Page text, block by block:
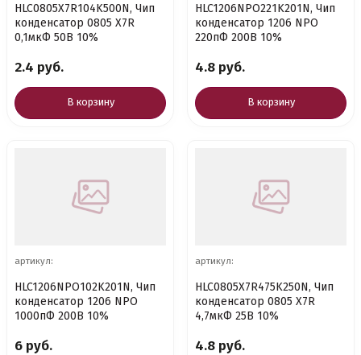
HLC0805X7R104K500N, Чип
конденсатор 0805 X7R
0,1мкФ 50В 10%
2.4 руб.
В корзину
HLC1206NPO221K201N, Чип
конденсатор 1206 NPO
220пФ 200В 10%
4.8 руб.
В корзину
артикул:
HLC1206NPO102K201N, Чип
конденсатор 1206 NPO
1000пФ 200В 10%
6 руб.
артикул:
HLC0805X7R475K250N, Чип
конденсатор 0805 X7R
4,7мкФ 25В 10%
4.8 руб.